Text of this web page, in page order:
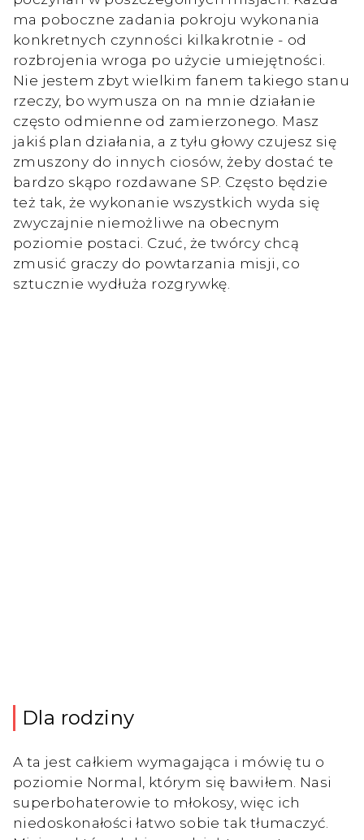
ma poboczne zadania pokroju wykonania
konkretnych czynności kilkakrotnie - od
rozbrojenia wroga po użycie umiejętności.
Nie jestem zbyt wielkim fanem takiego stanu
rzeczy, bo wymusza on na mnie działanie
często odmienne od zamierzonego. Masz
jakiś plan działania, a z tyłu głowy czujesz się
zmuszony do innych ciosów, żeby dostać te
bardzo skąpo rozdawane SP. Często będzie
też tak, że wykonanie wszystkich wyda się
zwyczajnie niemożliwe na obecnym
poziomie postaci. Czuć, że twórcy chcą
zmusić graczy do powtarzania misji, co
sztucznie wydłuża rozgrywkę.
Dla rodziny
A ta jest całkiem wymagająca i mówię tu o
poziomie Normal, którym się bawiłem. Nasi
superbohaterowie to młokosy, więc ich
niedoskonałości łatwo sobie tak tłumaczyć.